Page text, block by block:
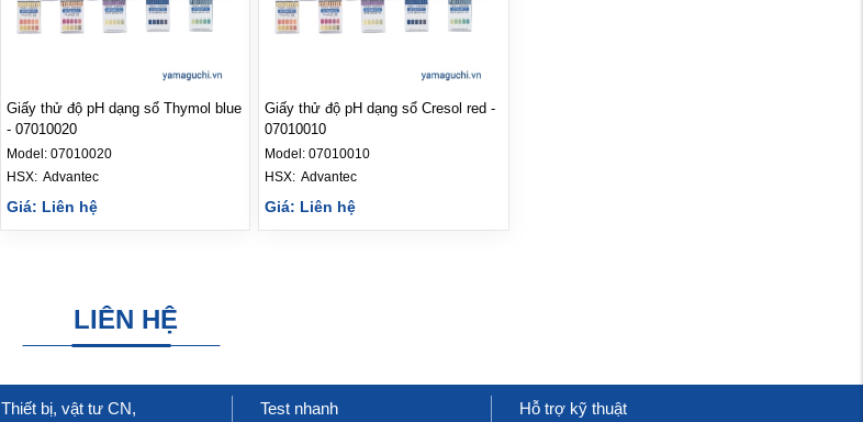
Giấy thử độ pH dạng sổ Thymol blue
- 07010020
Model: 07010020
HSX: Advantec
Giá: Liên hệ
Giấy thử độ pH dạng sổ Cresol red -
07010010
Model:07010010
Advantec
Giá: Liên hệ
LIÊN HỆ
Thiết bị, vật tư CN,
Test nhanh Hỗ trợ kỹ thuật